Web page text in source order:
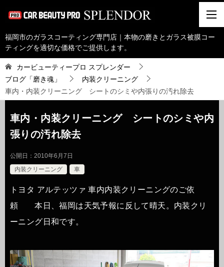
福岡市のガラスコーティング専門店｜本物の磨きとガラス被膜コー
ティングを適切な価格でご提供します。
カービューティープロ スプレンダー
ブログ「磨き魂」
内装クリーニング
車内・内装クリーニング シートのシミや内張りの汚れ除去
車内・内装クリーニング シートのシミや内
張りの汚れ除去
公開日： 2010年6月7日
内装クリーニング
車
トヨタ アルテッツァ 車内内装クリーニングのご依
頼 本日、福岡は天気予報に反して晴天。内装クリ
ーニング日和です。